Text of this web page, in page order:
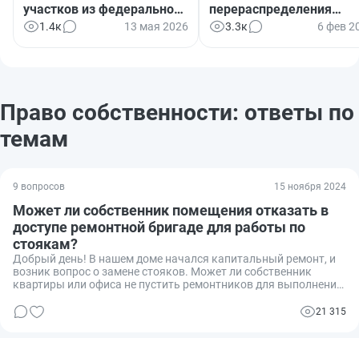
участков из федеральной
в муниципальную
1.4к 13 мая 2026
перераспределения
земель в
3.3к 6 фев
Право собственности: ответы по
темам
9 вопросов 15 ноября 2024
Может ли собственник помещения отказать в
доступе ремонтной бригаде для работы по
стоякам?
Добрый день! В нашем доме начался капитальный ремонт, и
возник вопрос о замене стояков. Может ли собственник
квартиры или офиса не пустить ремонтников для выполнения
Интересует, какова правовая база в этом вопросе, поскольку
21 315